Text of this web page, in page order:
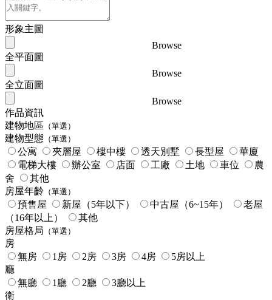
形象主圖
Browse
全平面圖
Browse
全立面圖
Browse
作品資訊
建物地區 （單選）
建物型態 （單選）
公寓 夾層屋 樓中樓 透天別墅 長型屋
華廈
電梯大樓
辦公室 店面 工廠 土地 車位
農
舍
其他
房屋年齡 （單選）
預售屋 新屋（5年以下） 中古屋（6~15年）
老屋
（16年以上）
其他
房屋格局 （單選）
房
無房
1房 2房 3房 4房
5房以上
廳
無廳
1廳 2廳
3廳以上
衛